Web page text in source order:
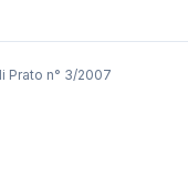
Prato n° 3/2007